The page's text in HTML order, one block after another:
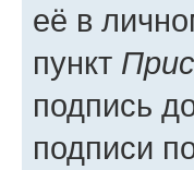
её в
пункт
подпись
подписи